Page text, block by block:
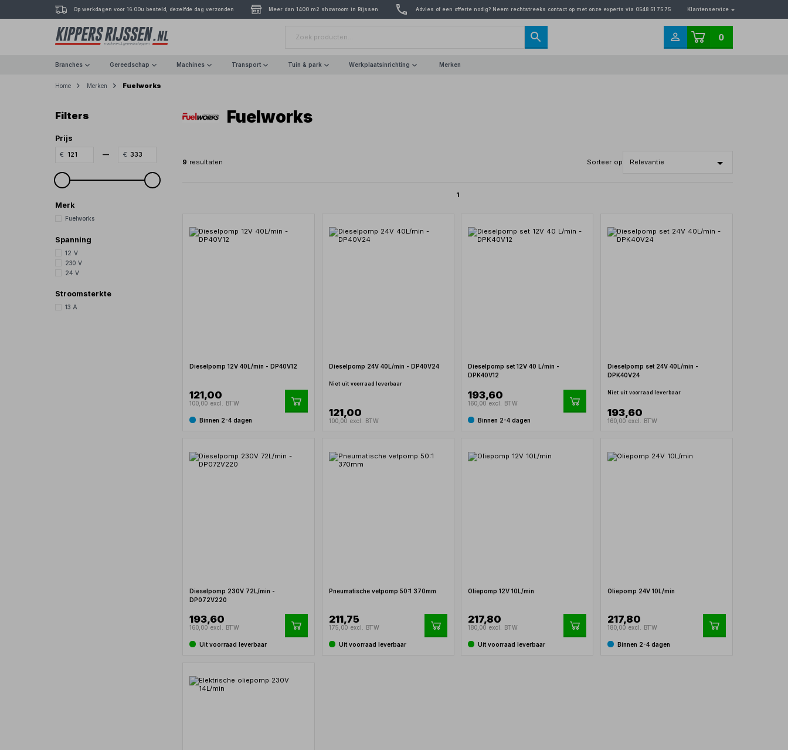
Op werkdagen voor 16.00u besteld, dezelfde dag verzonden Meer dan 1400 m2 showroom in Rijssen Advies of een offerte nodig? Neem rechtstreeks contact op met onze experts via 0548 51 75 75 Klantenservice
0
Branches Gereedschap Machines Transport Tuin & park Werkplaatsinrichting Merken
Home Merken Fuelworks
Filters
Prijs
—
Merk
Fuelworks
Spanning
12 V
230 V
24 V
Stroomsterkte
13 A
Fuelworks
9 resultaten
1
Sorteer op
Dieselpomp 12V 40L/min - DP40V12
121,00
100,00 excl. BTW
Binnen 2-4 dagen
Dieselpomp 24V 40L/min - DP40V24
Niet uit voorraad leverbaar
121,00
100,00 excl. BTW
Dieselpomp set 12V 40 L/min -
DPK40V12
193,60
160,00 excl. BTW
Binnen 2-4 dagen
Dieselpomp set 24V 40L/min -
DPK40V24
Niet uit voorraad leverbaar
193,60
160,00 excl. BTW
Dieselpomp 230V 72L/min -
DP072V220
193,60
160,00 excl. BTW
Uit voorraad leverbaar
Pneumatische vetpomp 50:1 370mm
211,75
175,00 excl. BTW
Uit voorraad leverbaar
Oliepomp 12V 10L/min
217,80
180,00 excl. BTW
Uit voorraad leverbaar
Oliepomp 24V 10L/min
217,80
180,00 excl. BTW
Binnen 2-4 dagen